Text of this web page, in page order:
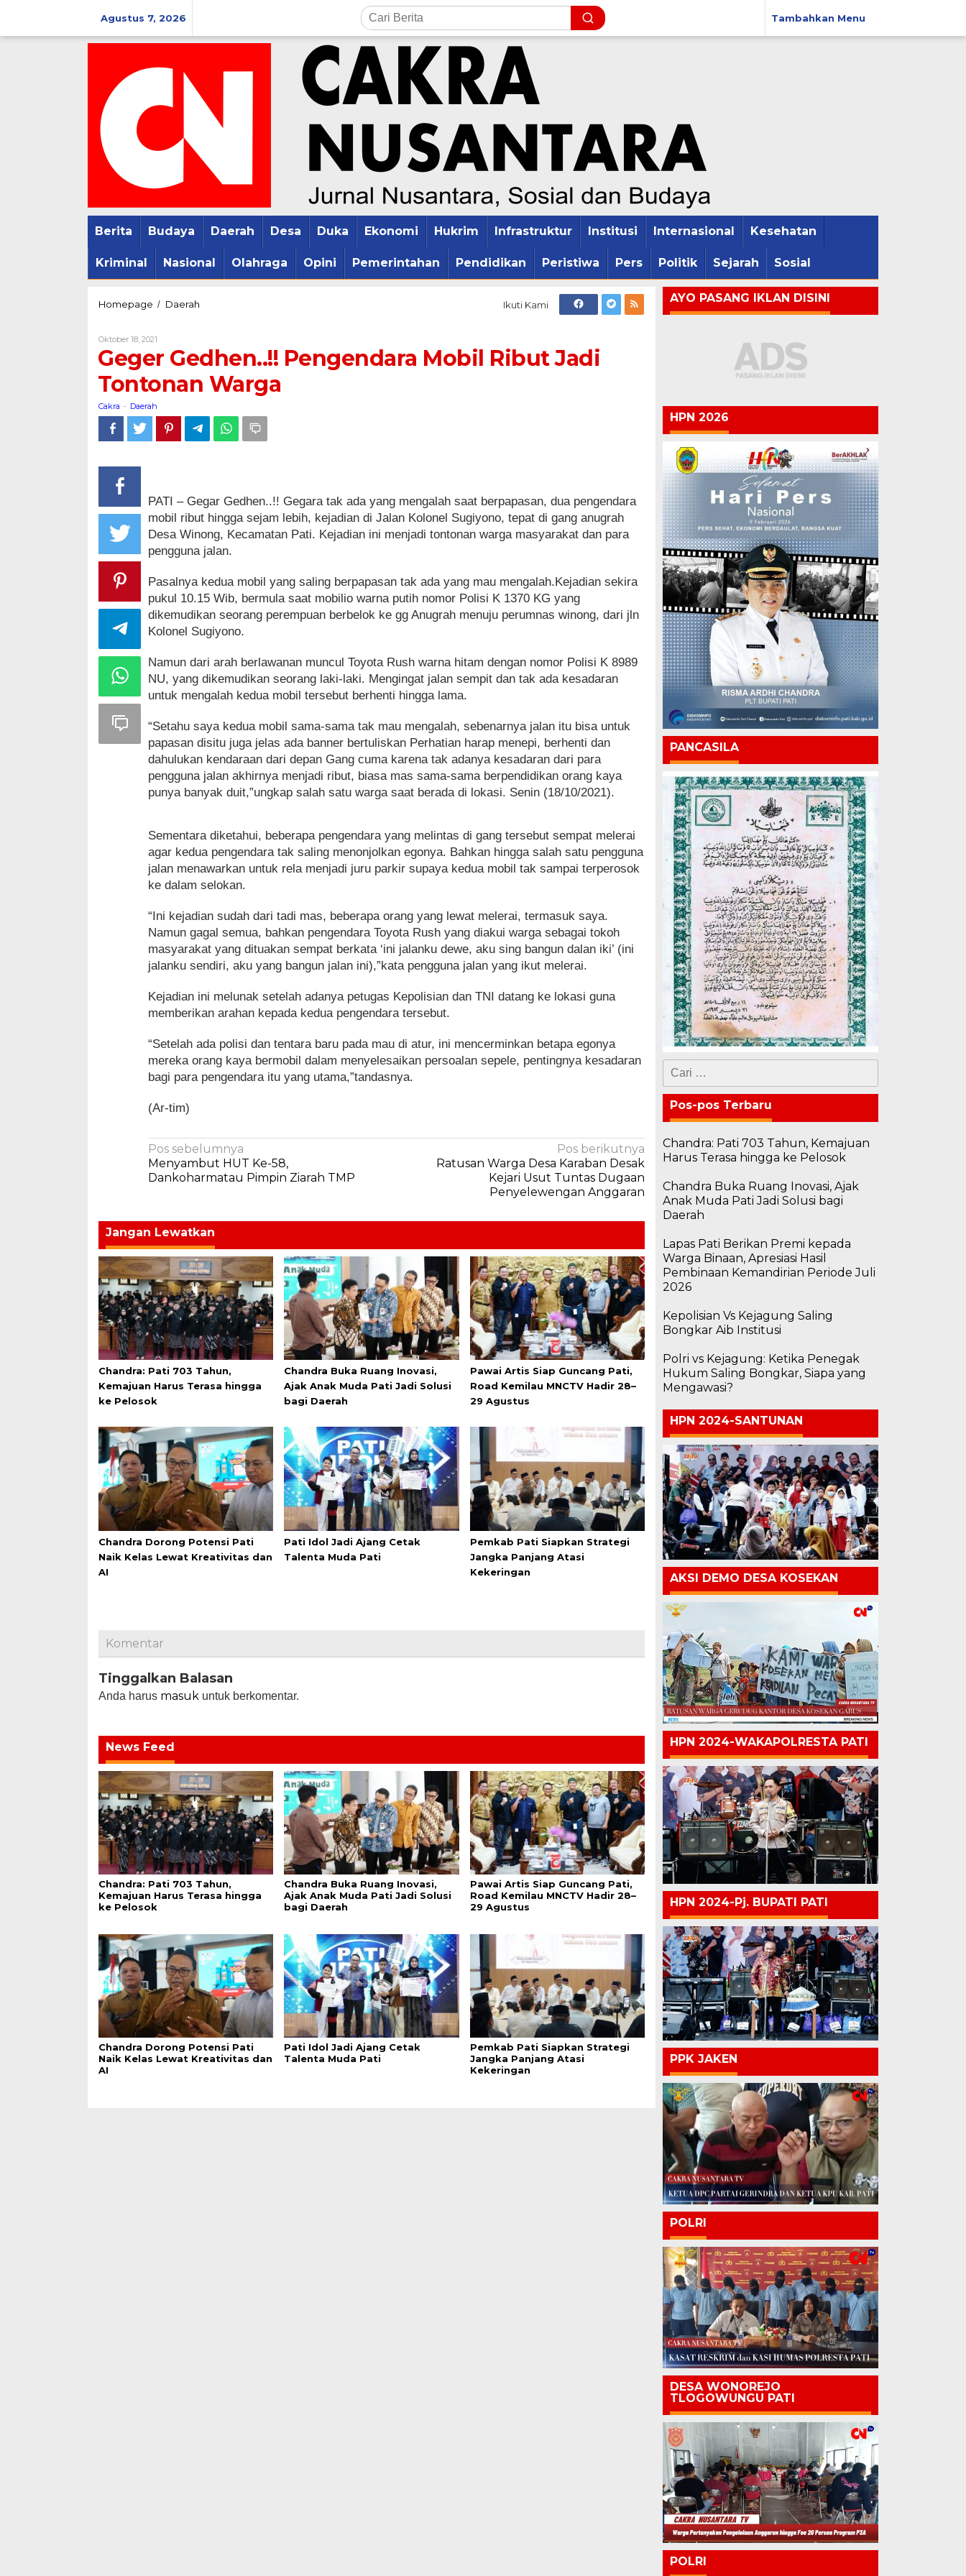
konten
Agustus 7, 2026 Tambahkan Menu
Berita Budaya Daerah Desa Duka Ekonomi Hukrim Infrastruktur Institusi Internasional Kesehatan
Kriminal Nasional Olahraga Opini Pemerintahan Pendidikan Peristiwa Pers Politik Sejarah Sosial
Homepage / Daerah
Ribut
Jadi
Tontonan
Ikuti Kami
Oktober 18, 2021
Cakra
Geger Gedhen..!! Pengendara Mobil Ribut Jadi
Tontonan Warga
Cakra - Daerah
PATI – Gegar Gedhen..!! Gegara tak ada yang mengalah saat berpapasan, dua pengendara
mobil ribut hingga sejam lebih, kejadian di Jalan Kolonel Sugiyono, tepat di gang anugrah
Desa Winong, Kecamatan Pati. Kejadian ini menjadi tontonan warga masyarakat dan para
pengguna jalan.
Pasalnya kedua mobil yang saling berpapasan tak ada yang mau mengalah.Kejadian sekira
pukul 10.15 Wib, bermula saat mobilio warna putih nomor Polisi K 1370 KG yang
dikemudikan seorang perempuan berbelok ke gg Anugrah menuju perumnas winong, dari jln
Kolonel Sugiyono.
Namun dari arah berlawanan muncul Toyota Rush warna hitam dengan nomor Polisi K 8989
NU, yang dikemudikan seorang laki-laki. Mengingat jalan sempit dan tak ada kesadaran
untuk mengalah kedua mobil tersebut berhenti hingga lama.
“Setahu saya kedua mobil sama-sama tak mau mengalah, sebenarnya jalan itu bisa untuk
papasan disitu juga jelas ada banner bertuliskan Perhatian harap menepi, berhenti dan
dahulukan kendaraan dari depan Gang cuma karena tak adanya kesadaran dari para
pengguna jalan akhirnya menjadi ribut, biasa mas sama-sama berpendidikan orang kaya
punya banyak duit,”ungkap salah satu warga saat berada di lokasi. Senin (18/10/2021).
Sementara diketahui, beberapa pengendara yang melintas di gang tersebut sempat melerai
agar kedua pengendara tak saling menonjolkan egonya. Bahkan hingga salah satu pengguna
jalan menawarkan untuk rela menjadi juru parkir supaya kedua mobil tak sampai terperosok
ke dalam selokan.
“Ini kejadian sudah dari tadi mas, beberapa orang yang lewat melerai, termasuk saya.
Namun gagal semua, bahkan pengendara Toyota Rush yang diakui warga sebagai tokoh
masyarakat yang dituakan sempat berkata ‘ini jalanku dewe, aku sing bangun dalan iki’ (ini
jalanku sendiri, aku yang bangun jalan ini),”kata pengguna jalan yang ikut melerai.
Kejadian ini melunak setelah adanya petugas Kepolisian dan TNI datang ke lokasi guna
memberikan arahan kepada kedua pengendara tersebut.
“Setelah ada polisi dan tentara baru pada mau di atur, ini mencerminkan betapa egonya
mereka orang kaya bermobil dalam menyelesaikan persoalan sepele, pentingnya kesadaran
bagi para pengendara itu yang utama,”tandasnya.
(Ar-tim)
Navigasi
pos
Pos sebelumnya
Menyambut HUT Ke-58,
Dankoharmatau Pimpin Ziarah TMP
Pos berikutnya
Ratusan Warga Desa Karaban Desak
Kejari Usut Tuntas Dugaan
Penyelewengan Anggaran
Jangan Lewatkan
Chandra: Pati 703 Tahun,
Kemajuan Harus Terasa hingga
ke Pelosok
Chandra Buka Ruang Inovasi,
Ajak Anak Muda Pati Jadi Solusi
bagi Daerah
Pawai Artis Siap Guncang Pati,
Road Kemilau MNCTV Hadir 28–
29 Agustus
Chandra Dorong Potensi Pati
Naik Kelas Lewat Kreativitas dan
AI
Pati Idol Jadi Ajang Cetak
Talenta Muda Pati
Pemkab Pati Siapkan Strategi
Jangka Panjang Atasi
Kekeringan
Komentar
Tinggalkan Balasan
Anda harus masuk untuk berkomentar.
News Feed
Chandra: Pati 703 Tahun,
Kemajuan Harus Terasa hingga
ke Pelosok
Chandra Buka Ruang Inovasi,
Ajak Anak Muda Pati Jadi Solusi
bagi Daerah
Pawai Artis Siap Guncang Pati,
Road Kemilau MNCTV Hadir 28–
29 Agustus
Chandra Dorong Potensi Pati
Naik Kelas Lewat Kreativitas dan
AI
Pati Idol Jadi Ajang Cetak
Talenta Muda Pati
Pemkab Pati Siapkan Strategi
Jangka Panjang Atasi
Kekeringan
AYO PASANG IKLAN DISINI
HPN 2026
PANCASILA
Cari
untuk:
Pos-pos Terbaru
Chandra: Pati 703 Tahun, Kemajuan
Harus Terasa hingga ke Pelosok
Chandra Buka Ruang Inovasi, Ajak
Anak Muda Pati Jadi Solusi bagi
Daerah
Lapas Pati Berikan Premi kepada
Warga Binaan, Apresiasi Hasil
Pembinaan Kemandirian Periode Juli
2026
Kepolisian Vs Kejagung Saling
Bongkar Aib Institusi
Polri vs Kejagung: Ketika Penegak
Hukum Saling Bongkar, Siapa yang
Mengawasi?
HPN 2024-SANTUNAN
AKSI DEMO DESA KOSEKAN
HPN 2024-WAKAPOLRESTA PATI
HPN 2024-Pj. BUPATI PATI
PPK JAKEN
POLRI
DESA WONOREJO
TLOGOWUNGU PATI
POLRI